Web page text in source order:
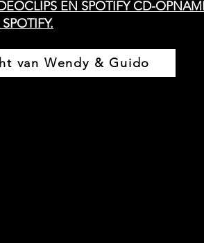
EN SPOTIFY CD-
van Wendy & Guido